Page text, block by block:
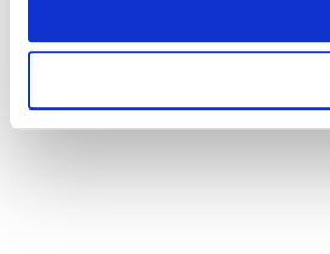
Strona
Migomedia
Pomiń
przejdź
do